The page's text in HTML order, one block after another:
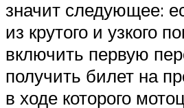
значит следующее:
из крутого и узкого
включить первую
получить билет на
в ходе которого